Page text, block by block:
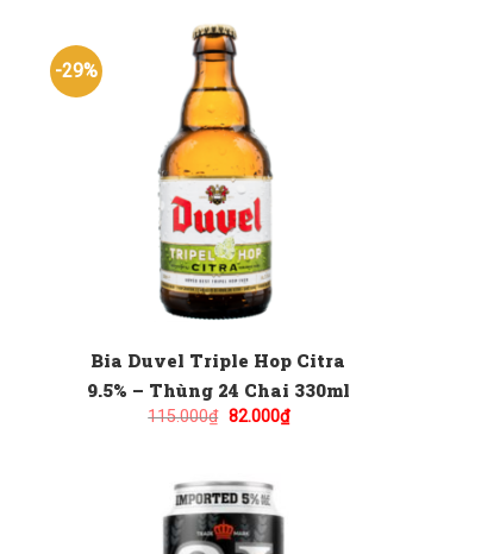
-29%
Bia Duvel Triple Hop Citra
9.5% – Thùng 24 Chai 330ml
115.000₫ Giá
82.000₫Giá
hiện